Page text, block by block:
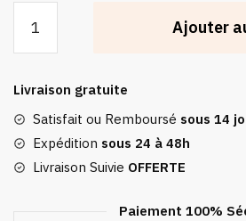
Chaussette
Électrique
Avec
Télécommande
Ajouter
Livraison gratuite
Satisfait ou Remboursé sous 14
Expédition sous 24 à 48h
Livraison Suivie OFFERTE
Paiement 100%